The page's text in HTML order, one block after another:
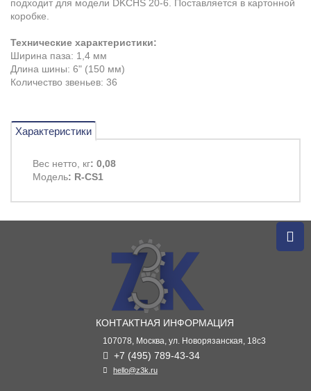
подходит для модели DKCHS 20-6. Поставляется в картонной
коробке.
Технические характеристики:
Ширина паза: 1,4 мм
Длина шины: 6" (150 мм)
Количество звеньев: 36
Характеристики
Вес нетто, кг: 0,08
Модель: R-CS1
КОНТАКТНАЯ ИНФОРМАЦИЯ
107078, Москва, ул. Новорязанская, 18с3
+7 (495) 789-43-34
hello@z3k.ru